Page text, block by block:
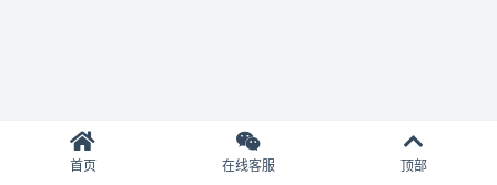
首页 在线客服 顶部